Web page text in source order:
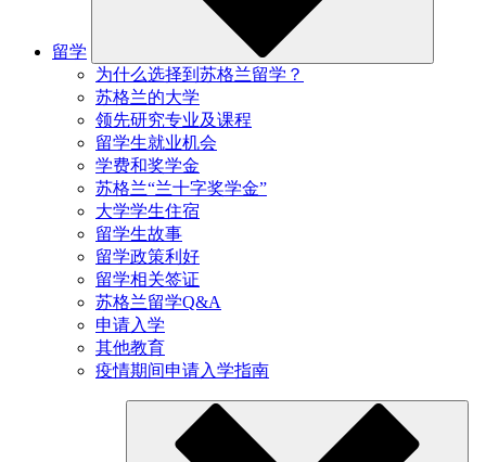
留学
为什么选择到苏格兰留学？
苏格兰的大学
领先研究专业及课程
留学生就业机会
学费和奖学金
苏格兰“兰十字奖学金”
大学学生住宿
留学生故事
留学政策利好
留学相关签证
苏格兰留学Q&A
申请入学
其他教育
疫情期间申请入学指南